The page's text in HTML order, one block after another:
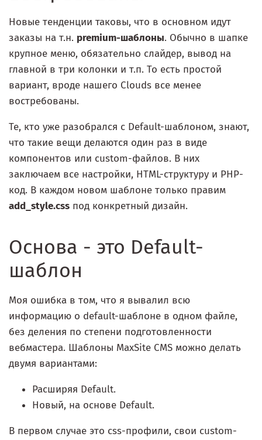
Новые тенденции таковы, что в основном идут
заказы на т.н. premium-шаблоны. Обычно в шапке
крупное меню, обязательно слайдер, вывод на
главной в три колонки и т.п. То есть простой
вариант, вроде нашего Clouds все менее
востребованы.
Те, кто уже разобрался с Default-шаблоном, знают,
что такие вещи делаются один раз в виде
компонентов или custom-файлов. В них
заключаем все настройки, HTML-структуру и PHP-
код. В каждом новом шаблоне только правим
add_style.css под конкретный дизайн.
Основа - это Default-
шаблон
Моя ошибка в том, что я вывалил всю
информацию о default-шаблоне в одном файле,
без деления по степени подготовленности
вебмастера. Шаблоны MaxSite CMS можно делать
двумя вариантами:
Расширяя Default.
Новый, на основе Default.
В первом случае это css-профили, свои custom-